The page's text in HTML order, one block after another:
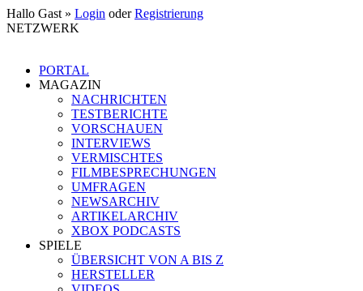
Hallo Gast » Login oderRegistrierung
NETZWERK
PORTAL
MAGAZIN
NACHRICHTEN
TESTBERICHTE
VORSCHAUEN
INTERVIEWS
VERMISCHTES
FILMBESPRECHUNGEN
UMFRAGEN
NEWSARCHIV
ARTIKELARCHIV
XBOX PODCASTS
SPIELE
ÜBERSICHT VON A BIS Z
HERSTELLER